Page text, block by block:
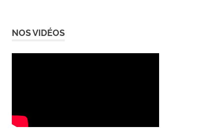
NOS VIDÉOS